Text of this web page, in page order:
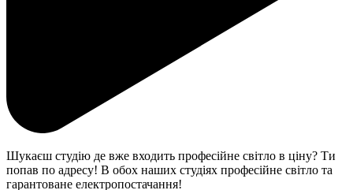
Шукаєш студію де вже входить професійне світло в ціну? Ти
попав по адресу! В обох наших студіях професійне світло та
гарантоване електропостачання!